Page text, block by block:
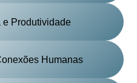
e Produtividade
Humanas